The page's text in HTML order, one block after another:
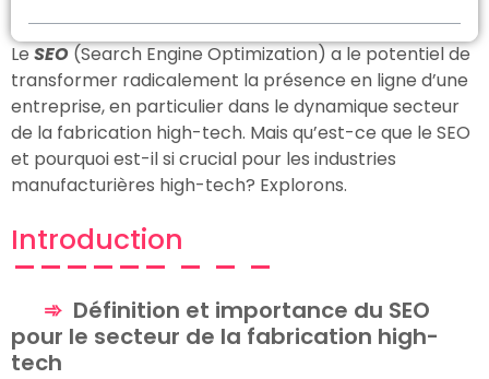
LeSEO(Search Engine Optimization) a le potentiel de
transformer radicalement la présence en ligne d’une
entreprise, en particulier dans le dynamique secteur
de la fabrication high-tech. Mais qu’est-ce que le SEO
et pourquoi est-il si crucial pour les industries
manufacturières high-tech? Explorons.
Introduction
Définition et importance du SEO
pour le secteur de la fabrication high-
tech